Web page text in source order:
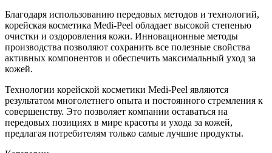
Благодаря использованию передовых методов и технологий,
корейская косметика Medi-Peel обладает высокой степенью
очистки и оздоровления кожи. Инновационные методы
производства позволяют сохранить все полезные свойства
активных компонентов и обеспечить максимальный уход за
кожей.
Технологии корейской косметики Medi-Peel являются
результатом многолетнего опыта и постоянного стремления к
совершенству. Это позволяет компании оставаться на
передовых позициях в мире красоты и ухода за кожей,
предлагая потребителям только самые лучшие продукты.